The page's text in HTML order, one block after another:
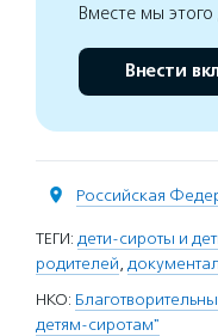
Вместе мы этого
Внести
Российская
ТЕГИ: дети-сироты и
родителей,
НКО:
детям-сиротам"